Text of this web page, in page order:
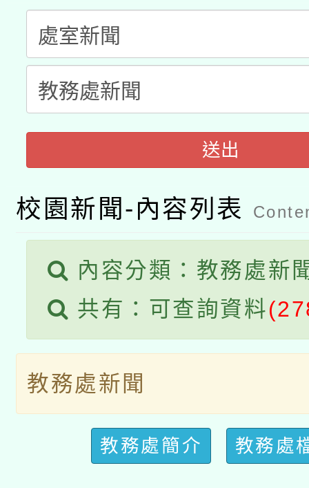
「數位內容與教學軟體
pilot」
有關大陸委員會函釋公
薪期間赴陸應申請許可
轉知經濟部水利署委託
業技術研究院辦理「
用水績優單位及節水達
動」
115年8月22日(星期六
桃園市孔廟祈福系列
開 智慧啟航」
2026年桃園地景藝術
送出
校園新聞-內容列表
內容分類：教務處新
共有：可查詢資料
教務處新聞
教務處簡介 教務處